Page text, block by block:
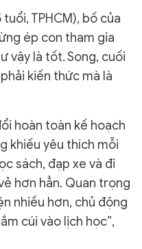
TPHCM), bố của
ép con tham gia
vậy là tốt. Song, cuối
kiến thức mà là
hoàn toàn kế hoạch
khiếu yêu thích mỗi
sách, đạp xe và đi
hơn hẳn. Quan trọng
nhiều hơn, chủ động
cúi vào lịch học”,